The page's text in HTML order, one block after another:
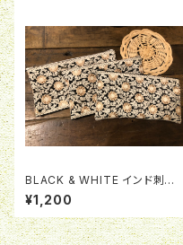
BLACK & WHITE インド刺繍
リボン ペンケース
¥1,200